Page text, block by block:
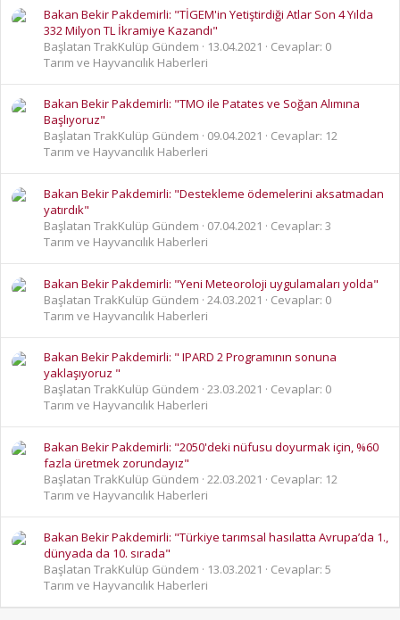
Bakan Bekir Pakdemirli: "TİGEM'in Yetiştirdiği Atlar Son 4 Yılda
332 Milyon TL İkramiye Kazandı"
Başlatan TrakKulüp Gündem
13.04.2021
Cevaplar: 0
Tarım ve Hayvancılık Haberleri
Bakan Bekir Pakdemirli: "TMO ile Patates ve Soğan Alımına
Başlıyoruz"
Başlatan TrakKulüp Gündem
09.04.2021
Cevaplar: 12
Tarım ve Hayvancılık Haberleri
Bakan Bekir Pakdemirli: "Destekleme ödemelerini aksatmadan
yatırdık"
Başlatan TrakKulüp Gündem
07.04.2021
Cevaplar: 3
Tarım ve Hayvancılık Haberleri
Bakan Bekir Pakdemirli: "Yeni Meteoroloji uygulamaları yolda"
Başlatan TrakKulüp Gündem
24.03.2021
Cevaplar: 0
Tarım ve Hayvancılık Haberleri
Bakan Bekir Pakdemirli: " IPARD 2 Programının sonuna
yaklaşıyoruz "
Başlatan TrakKulüp Gündem 23.03.2021
Cevaplar: 0
Tarım ve Hayvancılık Haberleri
Bakan Bekir Pakdemirli: "2050'deki nüfusu doyurmak için, %60
fazla üretmek zorundayız"
Başlatan TrakKulüp Gündem 22.03.2021
Cevaplar: 12
Tarım ve Hayvancılık Haberleri
Bakan Bekir Pakdemirli: "Türkiye tarımsal hasılatta Avrupa’da 1.,
dünyada da 10. sırada"
Başlatan TrakKulüp Gündem
13.03.2021
Cevaplar: 5
Tarım ve Hayvancılık Haberleri